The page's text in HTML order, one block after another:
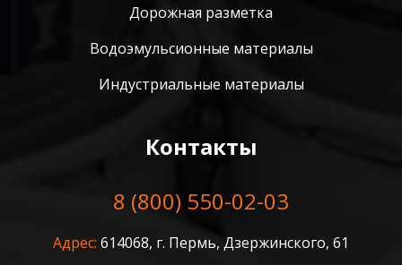
Дорожная разметка
Водоэмульсионные материалы
Индустриальные материалы
Контакты
8 (800) 550-02-03
Адрес: 614068, г. Пермь, Дзержинского, 61